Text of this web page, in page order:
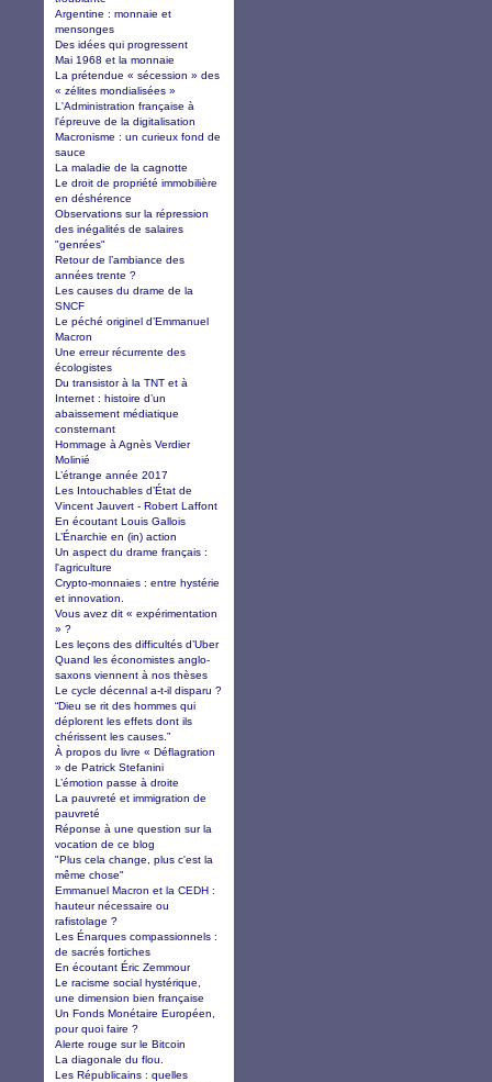
Argentine : monnaie et
mensonges
Des idées qui progressent
Mai 1968 et la monnaie
La prétendue « sécession » des
« zélites mondialisées »
L'Administration française à
l'épreuve de la digitalisation
Macronisme : un curieux fond de
sauce
La maladie de la cagnotte
Le droit de propriété immobilière
en déshérence
Observations sur la répression
des inégalités de salaires
"genrées"
Retour de l’ambiance des
années trente ?
Les causes du drame de la
SNCF
Le péché originel d’Emmanuel
Macron
Une erreur récurrente des
écologistes
Du transistor à la TNT et à
Internet : histoire d’un
abaissement médiatique
consternant
Hommage à Agnès Verdier
Molinié
L’étrange année 2017
Les Intouchables d’État de
Vincent Jauvert - Robert Laffont
En écoutant Louis Gallois
L’Énarchie en (in) action
Un aspect du drame français :
l'agriculture
Crypto-monnaies : entre hystérie
et innovation.
Vous avez dit « expérimentation
» ?
Les leçons des difficultés d’Uber
Quand les économistes anglo-
saxons viennent à nos thèses
Le cycle décennal a-t-il disparu ?
“Dieu se rit des hommes qui
déplorent les effets dont ils
chérissent les causes.”
À propos du livre « Déflagration
» de Patrick Stefanini
L’émotion passe à droite
La pauvreté et immigration de
pauvreté
Réponse à une question sur la
vocation de ce blog
"Plus cela change, plus c'est la
même chose"
Emmanuel Macron et la CEDH :
hauteur nécessaire ou
rafistolage ?
Les Énarques compassionnels :
de sacrés fortiches
En écoutant Éric Zemmour
Le racisme social hystérique,
une dimension bien française
Un Fonds Monétaire Européen,
pour quoi faire ?
Alerte rouge sur le Bitcoin
La diagonale du flou.
Les Républicains : quelles